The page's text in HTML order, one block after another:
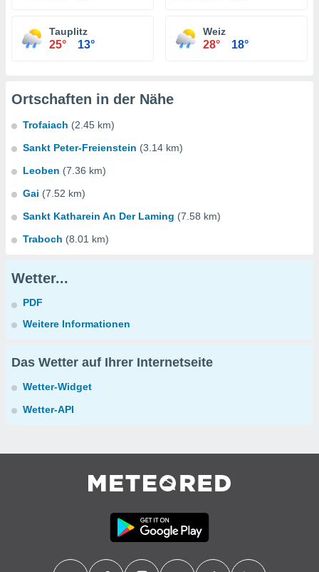
Tauplitz
25° 13°
Weiz
28° 18°
Ortschaften in der Nähe
Trofaiach (2.45 km)
Sankt Peter-Freienstein (3.14 km)
Leoben (7.36 km)
Gai (7.52 km)
Sankt Katharein An Der Laming (7.58 km)
Traboch (8.01 km)
Wetter...
PDF
Weitere Informationen
Das Wetter auf Ihrer Internetseite
Wetter-Widget
Wetter-API